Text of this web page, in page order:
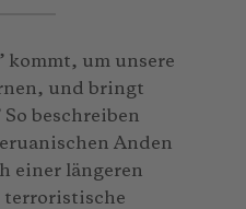
kommt, um unsere
und bringt
beschreiben
Anden
einer längeren
terroristische